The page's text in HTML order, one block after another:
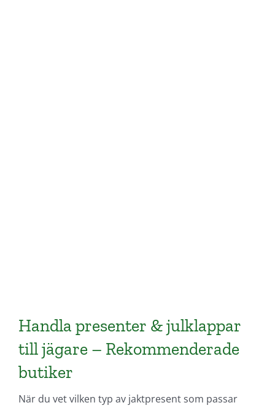
Handla presenter & julklappar
till jägare – Rekommenderade
butiker
När du vet vilken typ av jaktpresent som passar